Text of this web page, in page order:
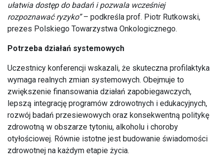
ułatwia dostęp do badań i pozwala wcześniej
rozpoznawać ryzyko”– podkreśla prof. Piotr Rutkowski,
prezes Polskiego Towarzystwa Onkologicznego.
Potrzeba działań systemowych
Uczestnicy konferencji wskazali, że skuteczna profilaktyka
wymaga realnych zmian systemowych. Obejmuje to
zwiększenie finansowania działań zapobiegawczych,
lepszą integrację programów zdrowotnych i edukacyjnych,
rozwój badań przesiewowych oraz konsekwentną politykę
zdrowotną w obszarze tytoniu, alkoholu i choroby
otyłościowej. Równie istotne jest budowanie świadomości
zdrowotnej na każdym etapie życia.